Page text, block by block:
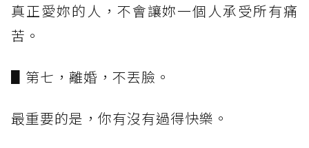
真正愛妳的人，不會讓妳一個人承受所有痛
苦。
▋第七，離婚，不丟臉。
最重要的是，你有沒有過得快樂。